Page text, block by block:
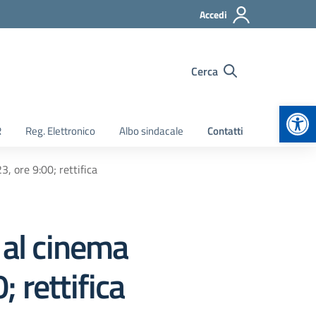
Accedi
Cerca
Reg. Elettronico Albo sindacale Contatti
ore 9:00; rettifica
cinema
rettifica